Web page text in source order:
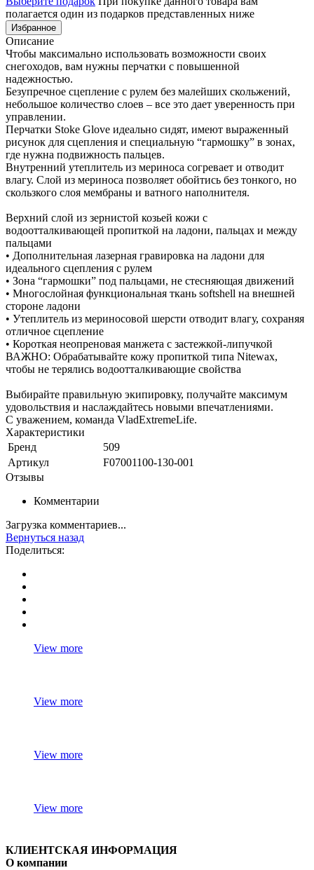
полагается один из подарков представленных ниже
Избранное
Описание
Чтобы максимально использовать возможности своих
снегоходов, вам нужны перчатки с повышенной
надежностью.
Безупречное сцепление с рулем без малейших скольжений,
небольшое количество слоев – все это дает уверенность при
управлении.
Перчатки Stoke Glove идеально сидят, имеют выраженный
рисунок для сцепления и специальную “гармошку” в зонах,
где нужна подвижность пальцев.
Внутренний утеплитель из мериноса согревает и отводит
влагу. Слой из мериноса позволяет обойтись без тонкого, но
скользкого слоя мембраны и ватного наполнителя.
Верхний слой из зернистой козьей кожи с
водоотталкивающей пропиткой на ладони, пальцах и между
пальцами
• Дополнительная лазерная гравировка на ладони для
идеального сцепления с рулем
• Зона “гармошки” под пальцами, не стесняющая движений
• Многослойная функциональная ткань softshell на внешней
стороне ладони
• Утеплитель из мериносовой шерсти отводит влагу, сохраняя
отличное сцепление
• Короткая неопреновая манжета с застежкой-липучкой
ВАЖНО: Обрабатывайте кожу пропиткой типа Nitewax,
чтобы не терялись водоотталкивающие свойства
Выбирайте правильную экипировку, получайте максимум
удовольствия и наслаждайтесь новыми впечатлениями.
С уважением, команда VladExtremeLife.
Характеристики
Бренд
509
Артикул
F07001100-130-001
Отзывы
Комментарии
Загрузка комментариев...
Вернуться назад
Поделиться:
View more
View more
View more
View more
КЛИЕНТСКАЯ ИНФОРМАЦИЯ
О компании